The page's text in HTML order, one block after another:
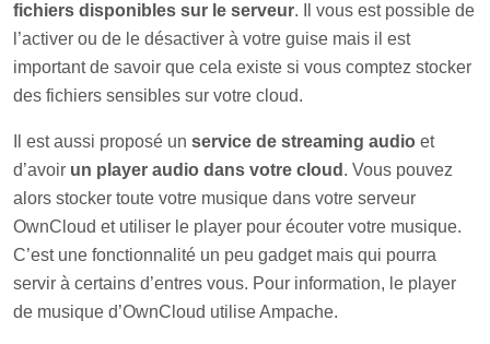
fichiers disponibles sur le serveur. Il vous est possible de
l’activer ou de le désactiver à votre guise mais il est
important de savoir que cela existe si vous comptez stocker
des fichiers sensibles sur votre cloud.
Il est aussi proposé un service de streaming audio et
d’avoir un player audio dans votre cloud . Vous pouvez
alors stocker toute votre musique dans votre serveur
OwnCloud et utiliser le player pour écouter votre musique.
C’est une fonctionnalité un peu gadget mais qui pourra
servir à certains d’entres vous. Pour information, le player
de musique d’OwnCloud utilise Ampache.